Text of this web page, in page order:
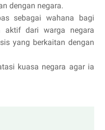
dengan negara.
sebagai wahana bagi
aktif dari warga negara
yang berkaitan dengan
kuasa negara agar ia